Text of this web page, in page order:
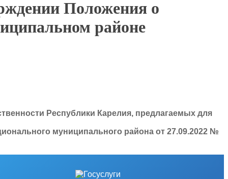
Положения о
районе
Республики Карелия, предлагаемых для
муниципального района от 27.09.2022 №